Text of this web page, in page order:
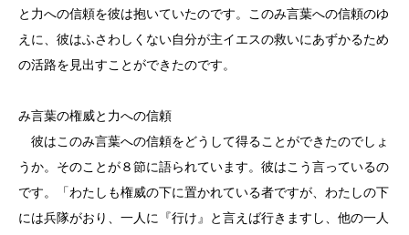
と力への信頼を彼は抱いていたのです。このみ言葉への信頼のゆ
えに、彼はふさわしくない自分が主イエスの救いにあずかるため
の活路を見出すことができたのです。
み言葉の権威と力への信頼
彼はこのみ言葉への信頼をどうして得ることができたのでしょ
うか。そのことが８節に語られています。彼はこう言っているの
です。「わたしも権威の下に置かれている者ですが、わたしの下
には兵隊がおり、一人に『行け』と言えば行きますし、他の一人